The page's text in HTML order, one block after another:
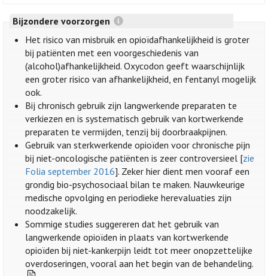
Bijzondere voorzorgen
Het risico van misbruik en opioïdafhankelijkheid is groter
bij patiënten met een voorgeschiedenis van
(alcohol)afhankelijkheid. Oxycodon geeft waarschijnlijk
een groter risico van afhankelijkheid, en fentanyl mogelijk
ook.
Bij chronisch gebruik zijn langwerkende preparaten te
verkiezen en is systematisch gebruik van kortwerkende
preparaten te vermijden, tenzij bij doorbraakpijnen.
Gebruik van sterkwerkende opioïden voor chronische pijn
bij niet-oncologische patiënten is zeer controversieel [zie
Folia september 2016]. Zeker hier dient men vooraf een
grondig bio-psychosociaal bilan te maken. Nauwkeurige
medische opvolging en periodieke herevaluaties zijn
noodzakelijk.
Sommige studies suggereren dat het gebruik van
langwerkende opioïden in plaats van kortwerkende
opioïden bij niet-kankerpijn leidt tot meer onopzettelijke
overdoseringen, vooral aan het begin van de behandeling.